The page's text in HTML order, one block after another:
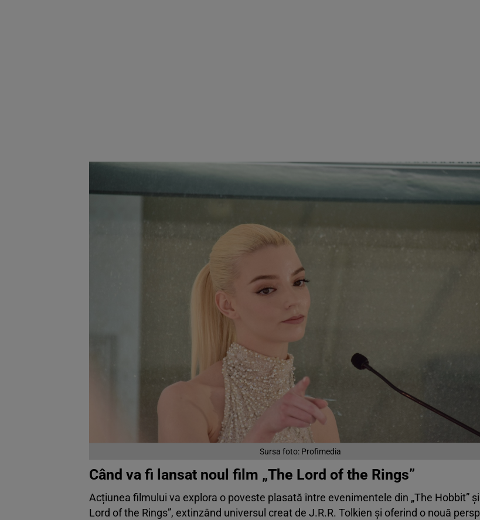
Sursa foto: Profimedia
Când va fi lansat noul film „The Lord of the Rings”
Acțiunea filmului va explora o poveste plasată între evenimentele din „The Hobbit” și
Lord of the Rings”, extinzând universul creat de J.R.R. Tolkien și oferind o nouă